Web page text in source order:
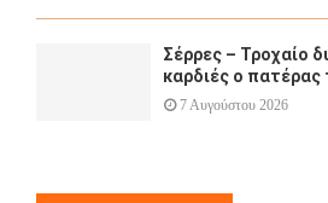
Σέρρες – Τροχαίο
καρδιές ο πατέρας
7 Αυγούστου 2026